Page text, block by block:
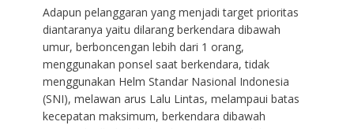
Adapun pelanggaran yang menjadi target prioritas
diantaranya yaitu dilarang berkendara dibawah
umur, berboncengan lebih dari 1 orang,
menggunakan ponsel saat berkendara, tidak
menggunakan Helm Standar Nasional Indonesia
(SNI), melawan arus Lalu Lintas, melampaui batas
kecepatan maksimum, berkendara dibawah